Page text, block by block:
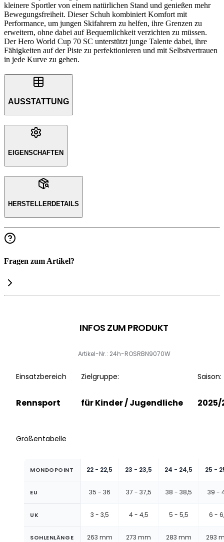
kleinere Sportler von einem natürlichen Stand und genießen mehr
Bewegungsfreiheit. Dieser Schuh kombiniert Komfort mit
Performance, um jungen Skifahrern zu helfen, ihre Grenzen zu
erweitern, ohne dabei auf Bequemlichkeit verzichten zu müssen.
Der Hero World Cup 70 SC unterstützt junge Talente dabei, ihre
Fähigkeiten auf der Piste zu perfektionieren und mit Selbstvertrauen
in jede Kurve zu gehen.
AUSSTATTUNG
EIGENSCHAFTEN
HERSTELLERDETAILS
Fragen zum Artikel?
INFOS ZUM PRODUKT
Artikel-Nr.: 24h-ROSRBN9070W
Einsatzbereich
Rennsport
Zielgruppe:
für Kinder / Jugendliche
Saison:
2025/
Größentabelle
MONDOPOINT 22 - 22,5 23 - 23,5 24 - 24,5 25 -
EU 35 - 36 37 - 37,5 38 - 38,5 39 -
UK 3 - 3,5 4 - 4,5 5 - 5,5 6 -
SOHLENLÄNGE 263 mm 273 mm 283 mm 293